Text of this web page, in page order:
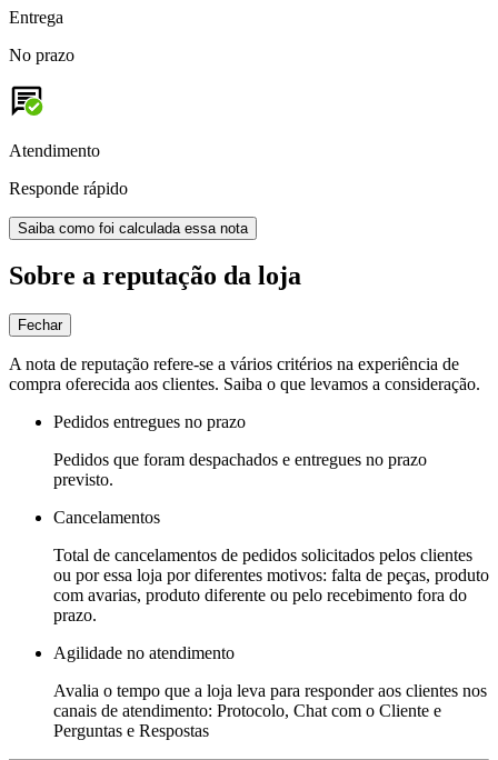
Entrega
No prazo
Atendimento
Responde rápido
Saiba como foi calculada essa nota
Sobre a reputação da loja
Fechar
A nota de reputação refere-se a vários critérios na experiência de
compra oferecida aos clientes. Saiba o que levamos a consideração.
Pedidos entregues no prazo
Pedidos que foram despachados e entregues no prazo
previsto.
Cancelamentos
Total de cancelamentos de pedidos solicitados pelos clientes
ou por essa loja por diferentes motivos: falta de peças, produto
com avarias, produto diferente ou pelo recebimento fora do
prazo.
Agilidade no atendimento
Avalia o tempo que a loja leva para responder aos clientes nos
canais de atendimento: Protocolo, Chat com o Cliente e
Perguntas e Respostas